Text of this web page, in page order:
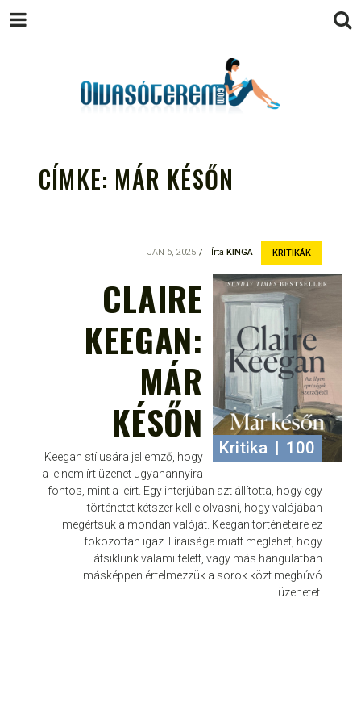
EGÉSZSÉGES OLVASÁS
TÁMOGATÓJA
CÍMKE: MÁR KÉSŐN
KRITIKÁK
Írta KINGA
JAN 6, 2025
Kritika | 100
CLAIRE
KEEGAN:
MÁR
KÉSŐN
Keegan stílusára jellemző, hogy
a le nem írt üzenet ugyanannyira
fontos, mint a leírt. Egy interjúban azt állította, hogy egy
történetet kétszer kell elolvasni, hogy valójában
megértsük a mondanivalóját. Keegan történeteire ez
fokozottan igaz. Líraisága miatt meglehet, hogy
átsiklunk valami felett, vagy más hangulatban
másképpen értelmezzük a sorok közt megbúvó
üzenetet.